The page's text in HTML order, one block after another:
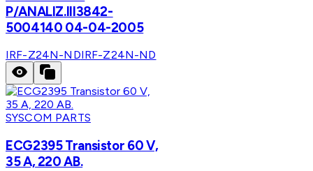
P/ANALIZ.III3842-
5004140 04-04-2005
IRF-Z24N-NDIRF-Z24N-ND
SYSCOM PARTS
ECG2395 Transistor 60 V,
35 A, 220 AB.